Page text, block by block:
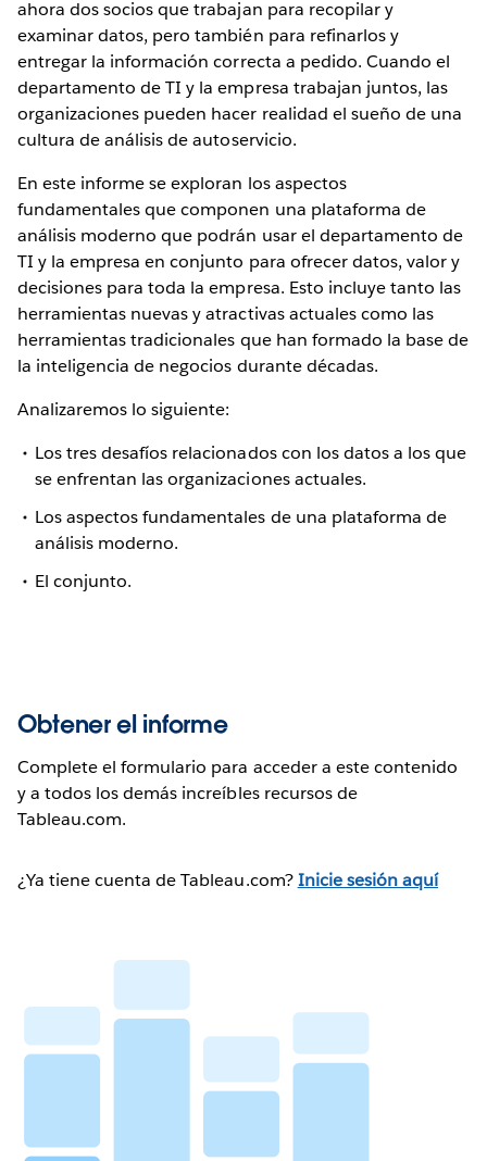
ahora dos socios que trabajan para recopilar y
examinar datos, pero también para refinarlos y
entregar la información correcta a pedido. Cuando el
departamento de TI y la empresa trabajan juntos, las
organizaciones pueden hacer realidad el sueño de una
cultura de análisis de autoservicio.
En este informe se exploran los aspectos
fundamentales que componen una plataforma de
análisis moderno que podrán usar el departamento de
TI y la empresa en conjunto para ofrecer datos, valor y
decisiones para toda la empresa. Esto incluye tanto las
herramientas nuevas y atractivas actuales como las
herramientas tradicionales que han formado la base de
la inteligencia de negocios durante décadas.
Analizaremos lo siguiente:
Los tres desafíos relacionados con los datos a los que
se enfrentan las organizaciones actuales.
Los aspectos fundamentales de una plataforma de
análisis moderno.
El conjunto.
Obtener el informe
Complete el formulario para acceder a este contenido
y a todos los demás increíbles recursos de
Tableau.com.
¿Ya tiene cuenta de Tableau.com?Inicie sesión aquí